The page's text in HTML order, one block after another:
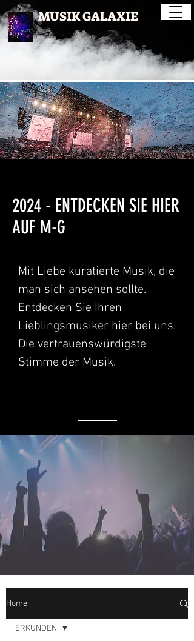
MUSIK GALAXIE
2024 - ENTDECKEN SIE HIER
AUF M-G
Mit Liebe kuratierte Musik, die
man sich ansehen sollte.
Entdecken Sie Ihren
Lieblingsmusiker hier bei uns.
Die vertrauenswürdigste
Stimme der Musik.
Home
ERKUNDEN